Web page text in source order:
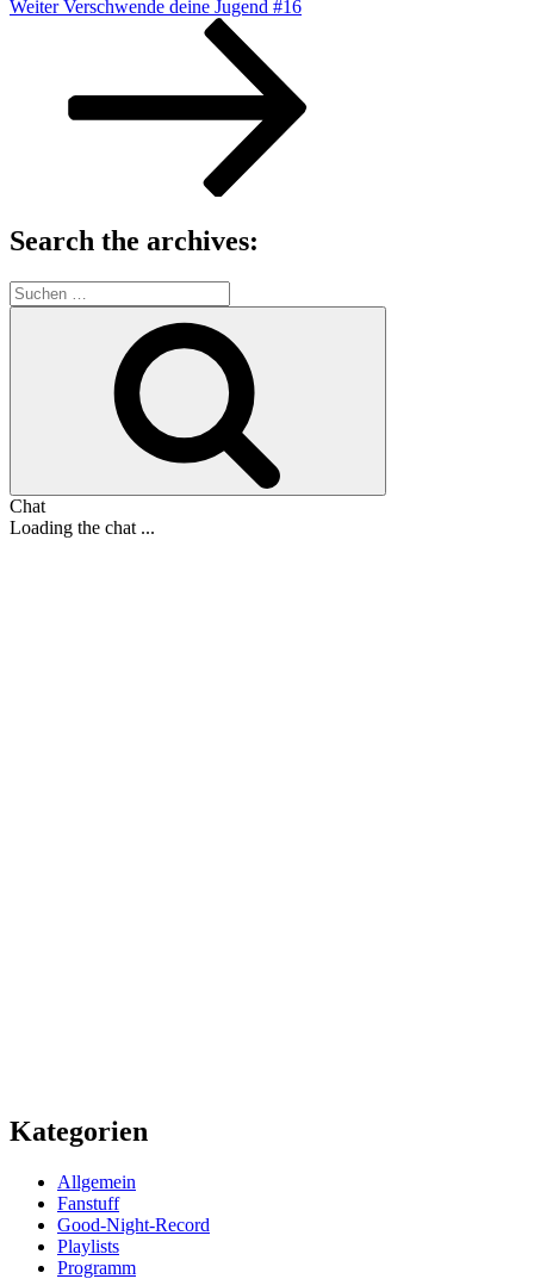
Nächster
Weiter Verschwende deine Jugend #16
Search the archives:
Suche
nach:
Chat
Loading the chat ...
Kategorien
Allgemein
Fanstuff
Good-Night-Record
Playlists
Programm